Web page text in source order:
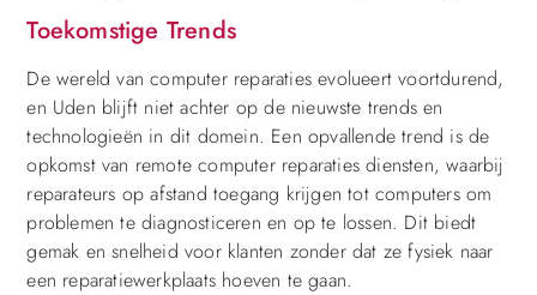
Toekomstige Trends
De wereld van computer reparaties evolueert voortdurend,
en Uden blijft niet achter op de nieuwste trends en
technologieën in dit domein. Een opvallende trend is de
opkomst van remote computer reparaties diensten, waarbij
reparateurs op afstand toegang krijgen tot computers om
problemen te diagnosticeren en op te lossen. Dit biedt
gemak en snelheid voor klanten zonder dat ze fysiek naar
een reparatiewerkplaats hoeven te gaan.